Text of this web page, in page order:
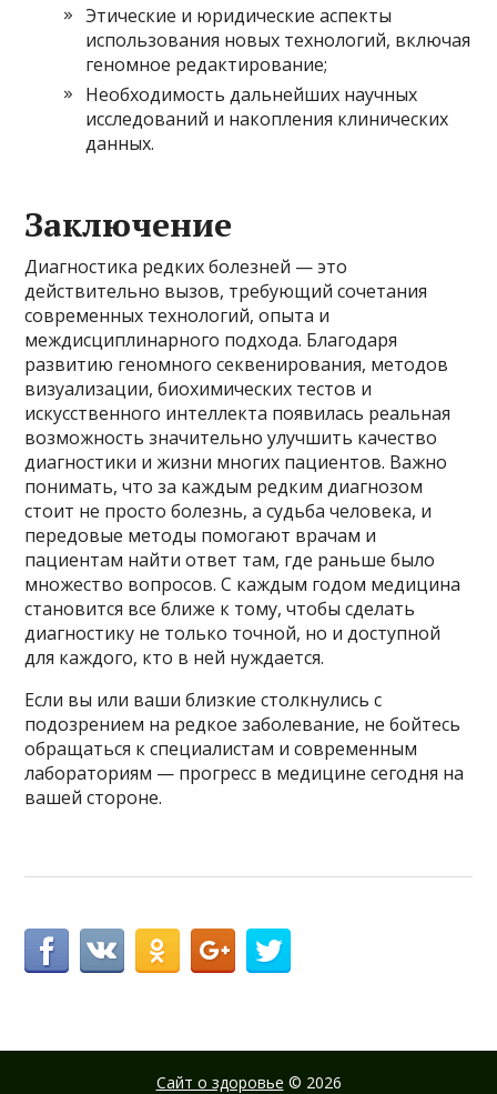
Этические и юридические аспекты
использования новых технологий, включая
геномное редактирование;
Необходимость дальнейших научных
исследований и накопления клинических
данных.
Заключение
Диагностика редких болезней — это
действительно вызов, требующий сочетания
современных технологий, опыта и
междисциплинарного подхода. Благодаря
развитию геномного секвенирования, методов
визуализации, биохимических тестов и
искусственного интеллекта появилась реальная
возможность значительно улучшить качество
диагностики и жизни многих пациентов. Важно
понимать, что за каждым редким диагнозом
стоит не просто болезнь, а судьба человека, и
передовые методы помогают врачам и
пациентам найти ответ там, где раньше было
множество вопросов. С каждым годом медицина
становится все ближе к тому, чтобы сделать
диагностику не только точной, но и доступной
для каждого, кто в ней нуждается.
Если вы или ваши близкие столкнулись с
подозрением на редкое заболевание, не бойтесь
обращаться к специалистам и современным
лабораториям — прогресс в медицине сегодня на
вашей стороне.
Сайт о здоровье © 2026